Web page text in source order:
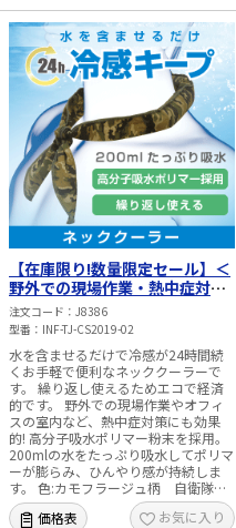
あまり感じません。 ■ご使用方法■
・製品の中身が完全に固まっている場
合は、そのままご使用いただけます。
・製品の中身が液体の場合は、冷凍
庫・冷蔵庫または冷水にて氷結させて
ください。 ※氷結条件は環境によ
って異なる為、詳細はカタログをご確
認ください。 ■ご使用上の注意■ ・
無理に折り曲げたり、ねじったり、ふ
りまわしたりしないでください。破
損・破裂の原因となります。 ・生産
工程上、まれに中身に微細な物質が混
入する場合がありますが、使用上に問
題はございません。 ・また、粉末が
表面に付着している場合があります。
この粉末は、安全であり、肌に触れて
も問題ありません。 しかし、ネッ
ククーラーを使用する前に、粉末を完
全に洗い流すことをお勧めします。
・表面が汚れた場合は水洗いしてくだ
さい。 またアルコール・ベンジ
ン・シンナー等で拭き取らないでくだ
さい。表面がひび割れ、破損の原因と
なります。 ・破損後、中身が流出し
た場合は、ただちにご使用を中止して
ください。 ・直射日光・高温多湿の
場所には、保管しないでください。
素材：TPU（熱可塑性ポリウレタン）
中身：PCM（特殊冷却物質） 色：ブ
ルー サイズ：M
【在庫限り!数量限定セール】＜
野外での現場作業・熱中症対策
に＞ ネッククーラー ＜24時間冷
感キープ・繰返し使用可能!＞
注文コード
J8386
型番
INF-TJ-CS2019-02
水を含ませるだけで冷感が24時間続
くお手軽で便利なネッククーラーで
す。 繰り返し使えるためエコで経済
的です。 野外での現場作業やオフィ
スの室内など、熱中症対策にも効果
的! 高分子吸水ポリマー粉末を採用。
200mlの水をたっぷり吸水してポリマ
ーが膨らみ、ひんやり感が持続しま
す。 色:カモフラージュ柄 自衛隊導
入実績有 サイズ:95×5㎝
価格表 お気に入り